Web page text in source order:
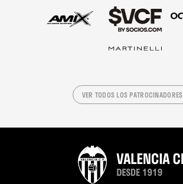
VER TODOS LOS PATROCINADORES